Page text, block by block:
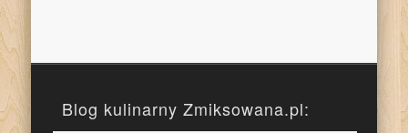
Blog kulinarny Zmiksowana.pl: